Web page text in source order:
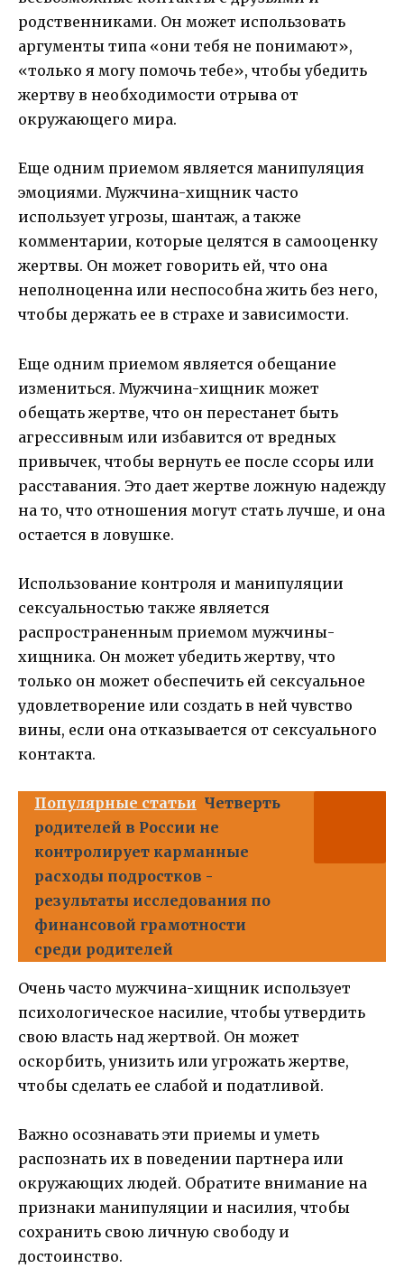
родственниками. Он может использовать
аргументы типа «они тебя не понимают»,
«только я могу помочь тебе», чтобы убедить
жертву в необходимости отрыва от
окружающего мира.
Еще одним приемом является манипуляция
эмоциями. Мужчина-хищник часто
использует угрозы, шантаж, а также
комментарии, которые целятся в самооценку
жертвы. Он может говорить ей, что она
неполноценна или неспособна жить без него,
чтобы держать ее в страхе и зависимости.
Еще одним приемом является обещание
измениться. Мужчина-хищник может
обещать жертве, что он перестанет быть
агрессивным или избавится от вредных
привычек, чтобы вернуть ее после ссоры или
расставания. Это дает жертве ложную надежду
на то, что отношения могут стать лучше, и она
остается в ловушке.
Использование контроля и манипуляции
сексуальностью также является
распространенным приемом мужчины-
хищника. Он может убедить жертву, что
только он может обеспечить ей сексуальное
удовлетворение или создать в ней чувство
вины, если она отказывается от сексуального
контакта.
Популярные статьи Четверть
родителей в России не
контролирует карманные
расходы подростков -
результаты исследования по
финансовой грамотности
среди родителей
Очень часто мужчина-хищник использует
психологическое насилие, чтобы утвердить
свою власть над жертвой. Он может
оскорбить, унизить или угрожать жертве,
чтобы сделать ее слабой и податливой.
Важно осознавать эти приемы и уметь
распознать их в поведении партнера или
окружающих людей. Обратите внимание на
признаки манипуляции и насилия, чтобы
сохранить свою личную свободу и
достоинство.